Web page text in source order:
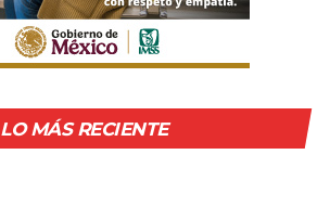
LO MÁS RECIENTE